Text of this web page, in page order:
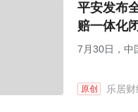
平安发布
赔一体化
7月30日，中
原创 乐居